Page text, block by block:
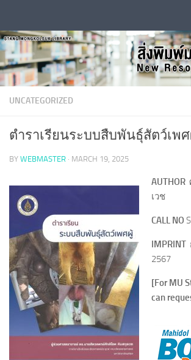
UNCATEGORIZED
ตำราเรียนระบบสืบพันธุ์สัตว์เพ
BY WEBMASTER · MARCH 19, 2025
AUTHOR
เวช
CALL NO
IMPRINT
2567
[For MU
can